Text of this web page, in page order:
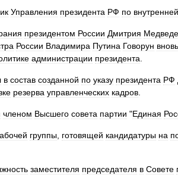
Управления президента РФ по внутренней
президентом России Дмитрия
России Владимира Путина Говорун вновь
администрации президента
в состав созданной по указу президента РФ
резерва управленческих кадров
членом Высшего совета партии "Единая
группы готовящей кандидатуры на
заместителя председателя в Совете